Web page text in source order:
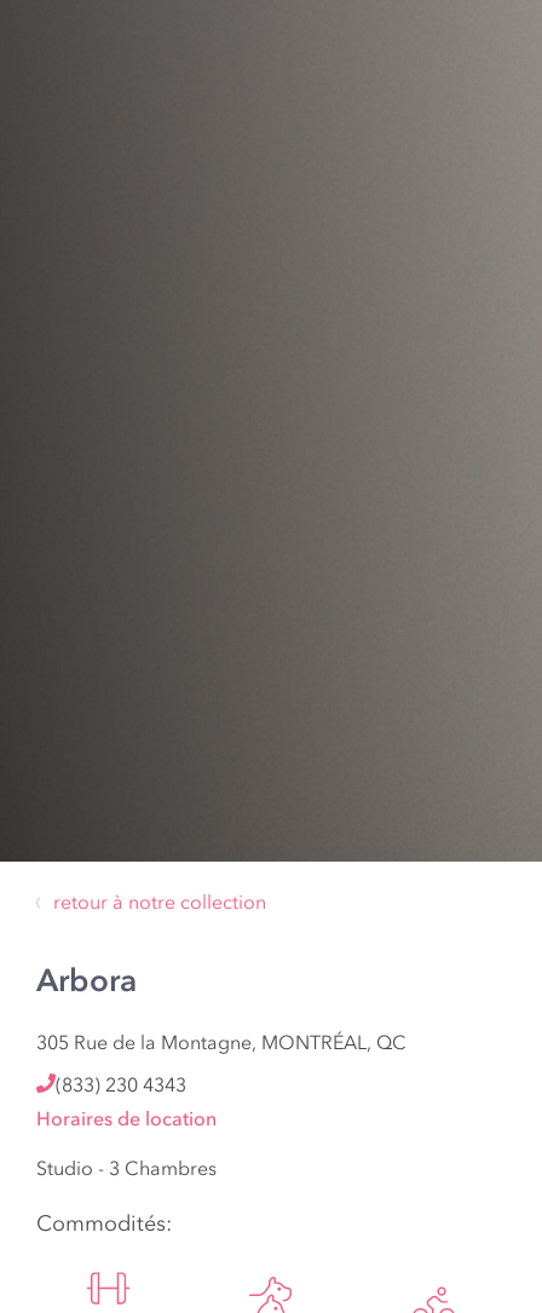
retour à notre collection
Arbora
305 Rue de la Montagne, MONTRÉAL, QC
(833) 230 4343
Horaires de location
Studio - 3 Chambres
Commodités: